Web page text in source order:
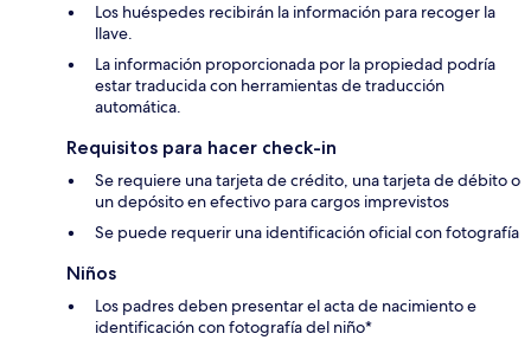
Los huéspedes recibirán la información para recoger la
llave.
La información proporcionada por la propiedad podría
estar traducida con herramientas de traducción
automática.
Requisitos para hacer check-in
Se requiere una tarjeta de crédito, una tarjeta de débito o
un depósito en efectivo para cargos imprevistos
Se puede requerir una identificación oficial con fotografía
Niños
Los padres deben presentar el acta de nacimiento e
identificación con fotografía del niño*